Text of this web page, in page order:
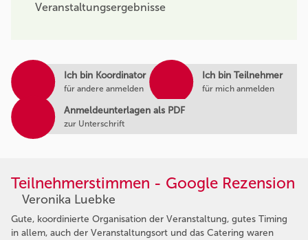
Ich bin Koordinator
für andere anmelden
Ich bin Teilnehmer
für mich anmelden
Anmeldeunterlagen als PDF
zur Unterschrift
Veranstaltungsergebnisse
Teilnehmerstimmen - Google Rezension
Veronika Luebke
Gute, koordinierte Organisation der Veranstaltung, gutes Timing
in allem, auch der Veranstaltungsort und das Catering waren